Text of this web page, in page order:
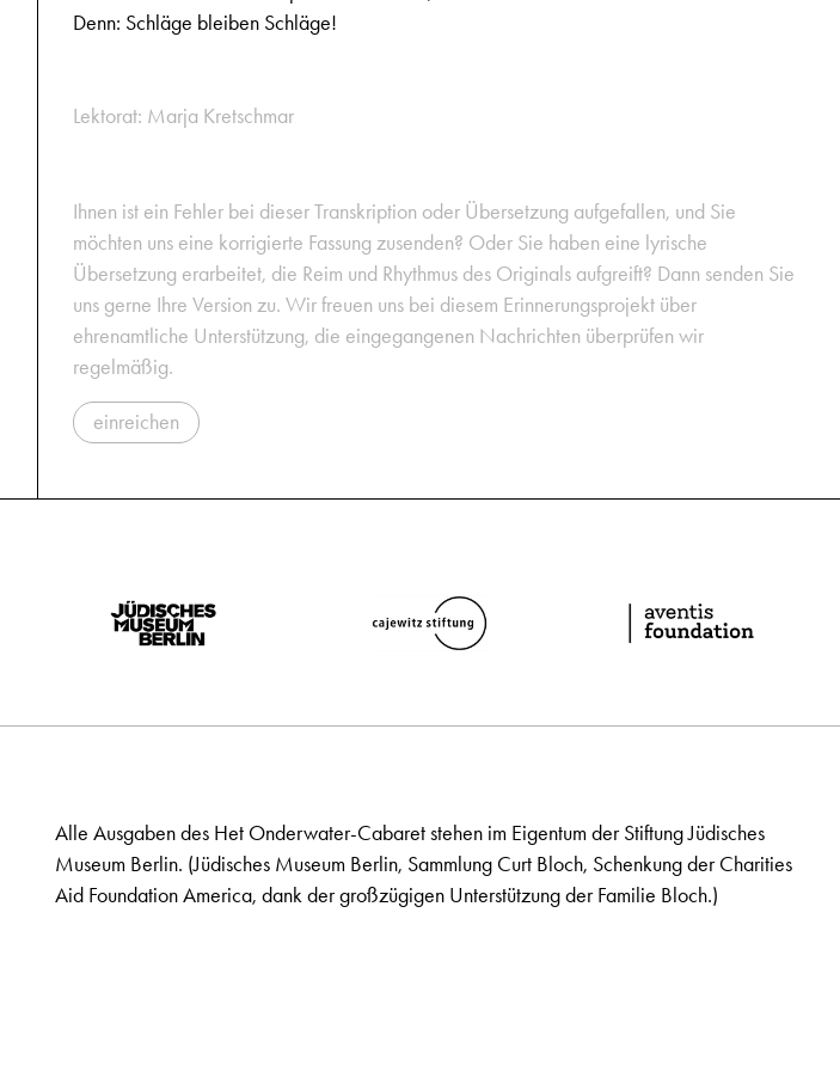
Denn: Schläge bleiben Schläge!
Lektorat: Marja Kretschmar
Ihnen ist ein Fehler bei dieser Transkription oder Übersetzung aufgefallen, und Sie
möchten uns eine korrigierte Fassung zusenden? Oder Sie haben eine lyrische
Übersetzung erarbeitet, die Reim und Rhythmus des Originals aufgreift? Dann senden Sie
uns gerne Ihre Version zu. Wir freuen uns bei diesem Erinnerungsprojekt über
ehrenamtliche Unterstützung, die eingegangenen Nachrichten überprüfen wir
regelmäßig.
einreichen
Alle Ausgaben des Het Onderwater-Cabaret stehen im Eigentum der Stiftung Jüdisches
Museum Berlin. (Jüdisches Museum Berlin, Sammlung Curt Bloch, Schenkung der Charities
Aid Foundation America, dank der großzügigen Unterstützung der Familie Bloch.)